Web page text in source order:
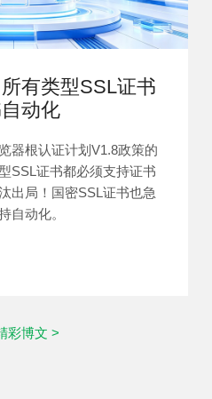
有类型SSL证书
动化
器根认证计划V1.8政策的
SSL证书都必须支持证书
出局！国密SSL证书也急
自动化。
彩博文 >